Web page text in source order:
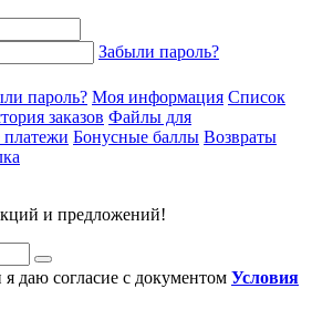
Забыли пароль?
пароль? Моя информация Список
заказов Файлы для
платежи Бонусные баллы Возвраты
и предложений!
даю согласие с документом Условия